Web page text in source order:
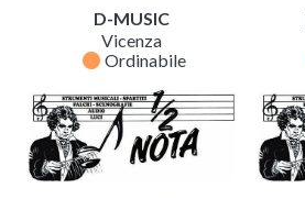
D-MUSIC
Vicenza
fiber_manual_record Ordinabile